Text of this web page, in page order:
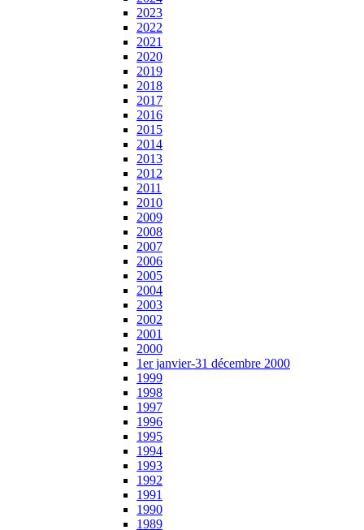
2023
2022
2021
2020
2019
2018
2017
2016
2015
2014
2013
2012
2011
2010
2009
2008
2007
2006
2005
2004
2003
2002
2001
2000
1er janvier-31 décembre 2000
1999
1998
1997
1996
1995
1994
1993
1992
1991
1990
1989